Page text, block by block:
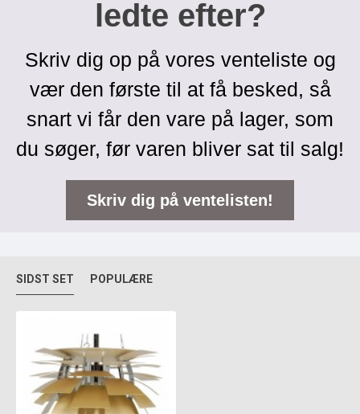
ledte efter?
Skriv dig op på vores venteliste og
vær den første til at få besked, så
snart vi får den vare på lager, som
du søger, før varen bliver sat til salg!
Skriv dig på ventelisten!
SIDST SET POPULÆRE